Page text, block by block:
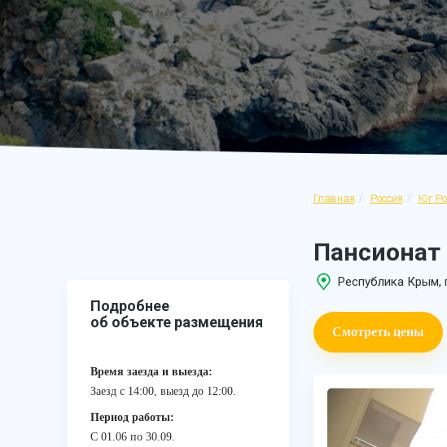
Главная Россия Юг
Республика Крым,
Смотреть цены
Подробнее
об объекте размещения
Время заезда и выезда:
Заезд с 14:00, выезд до 12:00.
Период работы:
С 01.06 по 30.09.